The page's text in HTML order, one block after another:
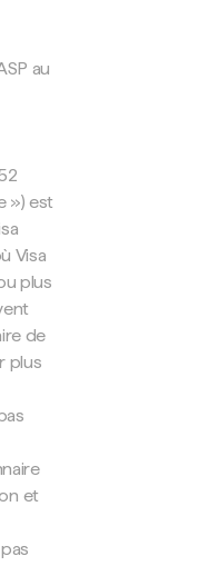
au
») est
Visa
plus
de
plus
et